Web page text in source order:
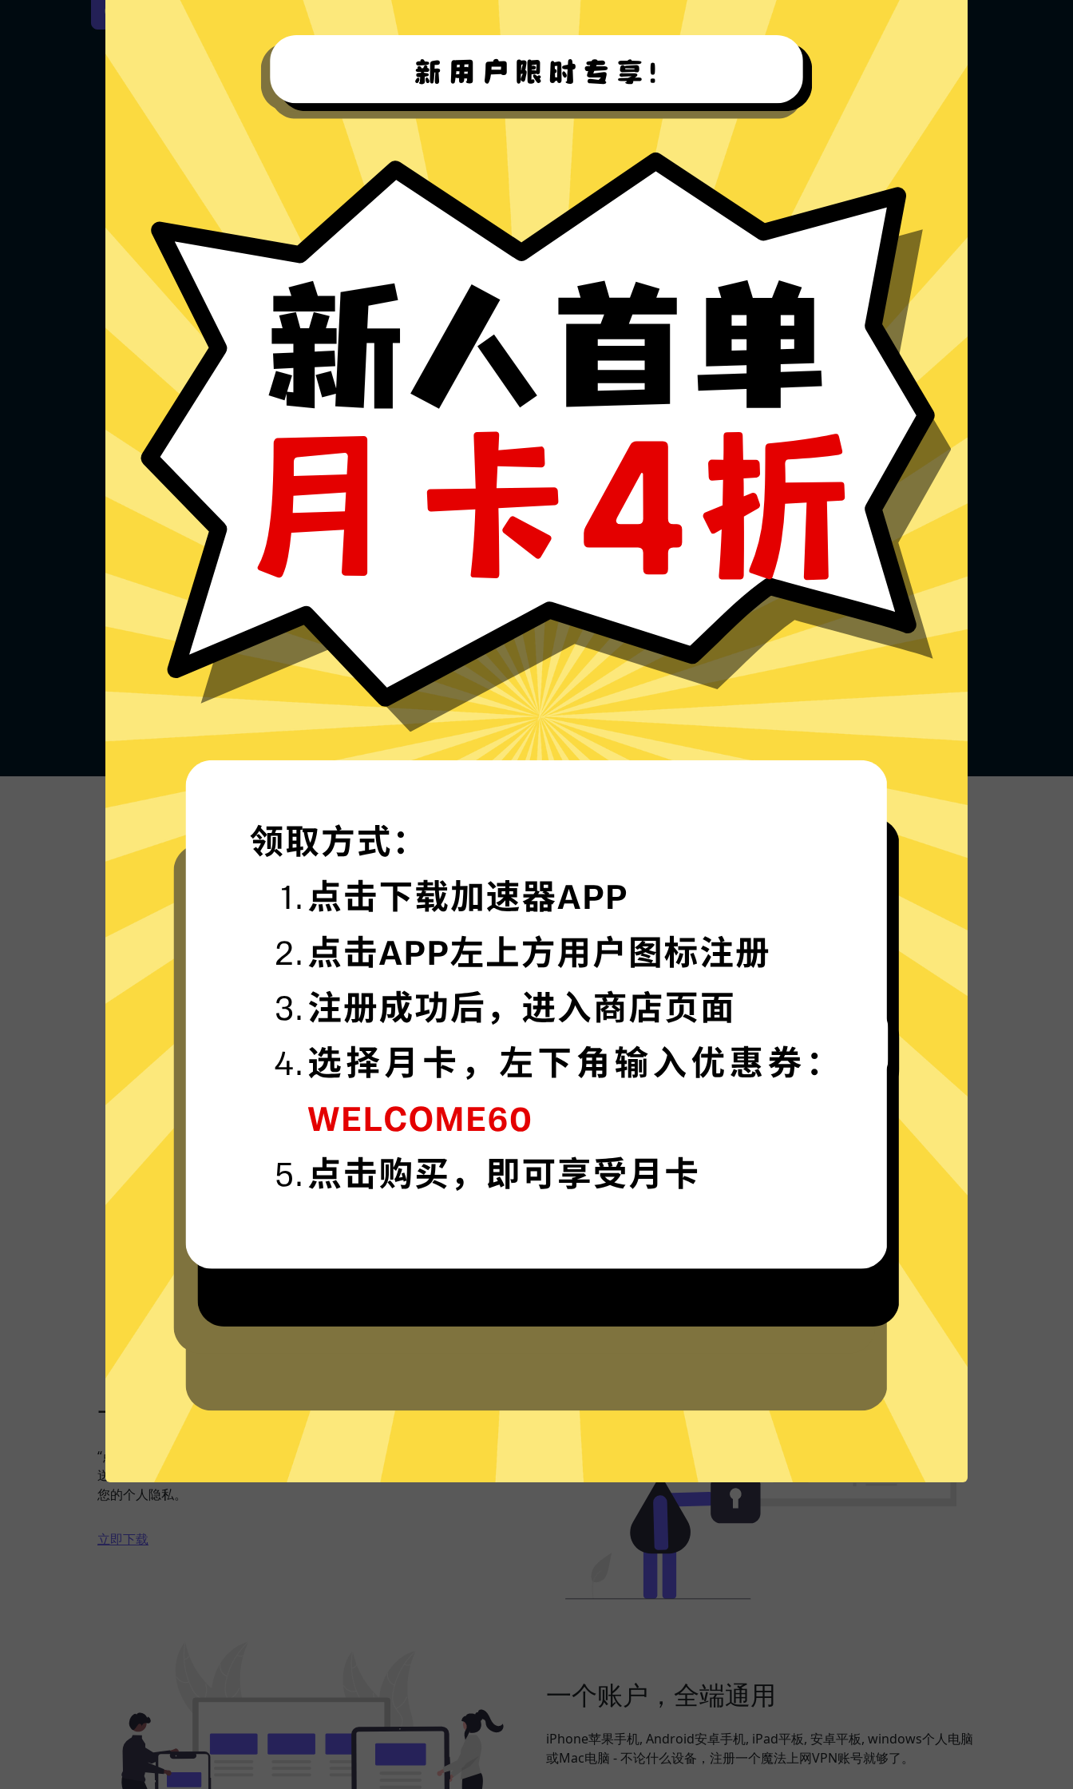
安卓下载 Windows下载 Mac下载
闪电般的连接速度
魔法上网VPN的服务器使用更新一代的”闪连
“连接技术，只为速度而生，可轻松支持4K流
看看其他人的评价
卓越的加密技术
魔法上网VPN采用最前沿的数据加密技术，
使您全面掌控您的网络隐私与安全。
下载魔法上网VPN
无论何地，无限访问
魔法上网VPN的自研发通信协议，使您无论
是在路上还是沙发上，都能轻松无限制访问
全球网络，体验真正的极速网络。
一键连接，无需任何繁琐配置
“点击加速”，一键轻松连接。不论您是观看视频、社交网络、海淘购物、发
送私密信息等，魔法上网VPN都能轻松帮你搞定，并在此基础上更好地保护
您的个人隐私。
立即下载
一个账户，全端通用
iPhone苹果手机, Android安卓手机, iPad平板, 安卓平板, windows个人电脑
或Mac电脑 - 不论什么设备，注册一个魔法上网VPN账号就够了。